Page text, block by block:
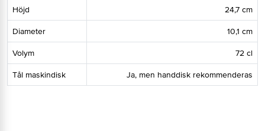
Höjd 24,7 cm
Diameter 10,1 cm
Volym 72 cl
Tål maskindisk Ja, men handdisk rekommenderas